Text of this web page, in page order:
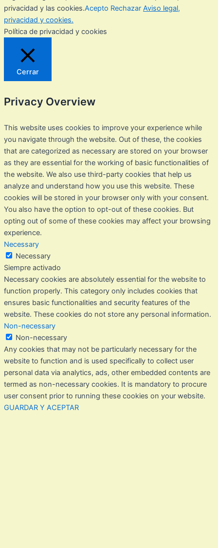
privacidad y las cookies.Acepto Rechazar Aviso legal,
privacidad y cookies.
Política de privacidad y cookies
Cerrar
Privacy Overview
This website uses cookies to improve your experience while
you navigate through the website. Out of these, the cookies
that are categorized as necessary are stored on your browser
as they are essential for the working of basic functionalities of
the website. We also use third-party cookies that help us
analyze and understand how you use this website. These
cookies will be stored in your browser only with your consent.
You also have the option to opt-out of these cookies. But
opting out of some of these cookies may affect your browsing
experience.
Necessary
Necessary
Siempre activado
Necessary cookies are absolutely essential for the website to
function properly. This category only includes cookies that
ensures basic functionalities and security features of the
website. These cookies do not store any personal information.
Non-necessary
Non-necessary
Any cookies that may not be particularly necessary for the
website to function and is used specifically to collect user
personal data via analytics, ads, other embedded contents are
termed as non-necessary cookies. It is mandatory to procure
user consent prior to running these cookies on your website.
GUARDAR Y ACEPTAR